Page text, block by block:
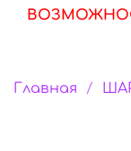
Главная